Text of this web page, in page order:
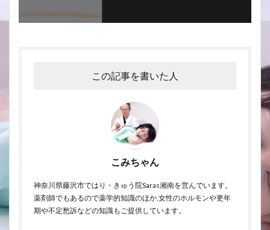
この記事を書いた人
こみちゃん
神奈川県藤沢市ではり・きゅう院Saras湘南を営んでいます。
薬剤師でもあるので薬学的知識のほか,女性のホルモンや更年
期や不定愁訴などの知識もご提供しています。